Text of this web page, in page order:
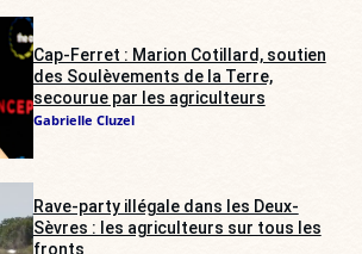
Cap-Ferret : Marion Cotillard, soutien
des Soulèvements de la Terre,
secourue par les agriculteurs
Gabrielle Cluzel
Rave-party illégale dans les Deux-
Sèvres : les agriculteurs sur tous les
fronts